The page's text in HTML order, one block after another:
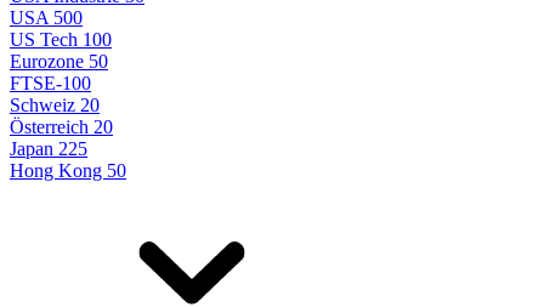
USA 500
US Tech 100
Eurozone 50
FTSE-100
Schweiz 20
Österreich 20
Japan 225
Hong Kong 50